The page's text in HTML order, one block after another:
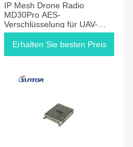
IP Mesh Drone Radio
MD30Pro AES-
Verschlüsselung für UAV-
Kommunikation
Erhalten Sie besten Preis